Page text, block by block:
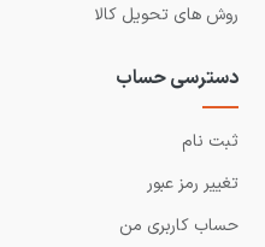
روش های تحویل کالا
دسترسی حساب
ثبت نام
تغییر رمز عبور
حساب کاربری من